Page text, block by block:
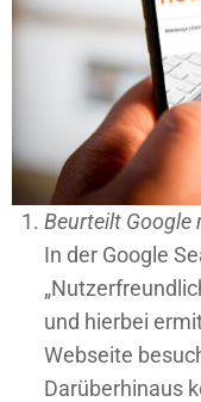
Beurteilt Google
In der Google
und hierbei
Webseite
Darüberhinaus